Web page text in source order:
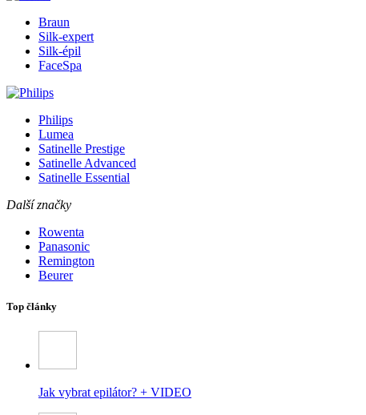
Braun
Silk-expert
Silk-épil
FaceSpa
Philips
Lumea
Satinelle Prestige
Satinelle Advanced
Satinelle Essential
Další značky
Rowenta
Panasonic
Remington
Beurer
Top články
Jak vybrat epilátor? + VIDEO